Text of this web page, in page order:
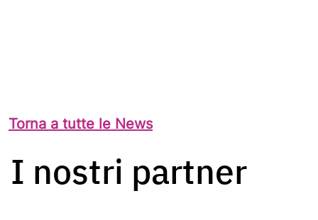
Torna a tutte le News
I nostri partner